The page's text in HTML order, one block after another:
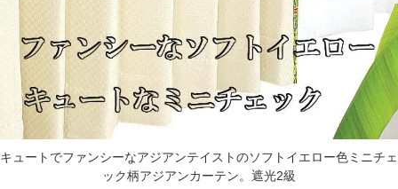
キュートでファンシーなアジアンテイストのソフトイエロー色ミニチェ
ック柄アジアンカーテン。遮光2級